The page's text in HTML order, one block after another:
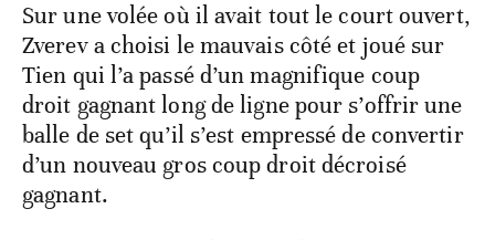
Sur une volée où il avait tout le court ouvert,
Zverev a choisi le mauvais côté et joué sur
Tien qui l’a passé d’un magnifique coup
droit gagnant long de ligne pour s’offrir une
balle de set qu’il s’est empressé de convertir
d’un nouveau gros coup droit décroisé
gagnant.